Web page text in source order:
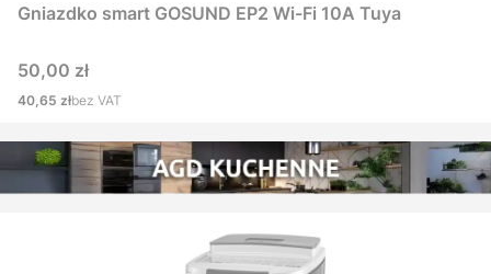
Gniazdko smart GOSUND EP2 Wi-Fi 10A Tuya
Cena
50,00 zł
Cena
40,65 złbez VAT